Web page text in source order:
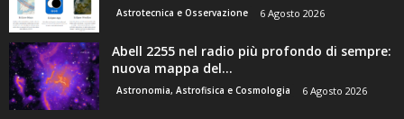
Astrotecnica e Osservazione 6 Agosto 2026
Abell 2255 nel radio più profondo di sempre:
nuova mappa del...
Astronomia, Astrofisica e Cosmologia 6 Agosto 2026